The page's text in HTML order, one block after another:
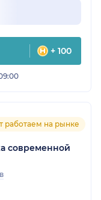
+ 100
работаем на рынке
современной